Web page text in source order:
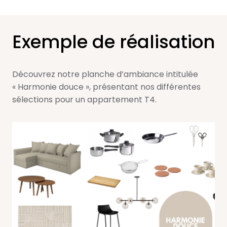
Exemple de réalisation
Découvrez notre planche d’ambiance intitulée
« Harmonie douce », présentant nos différentes
sélections pour un appartement T4.